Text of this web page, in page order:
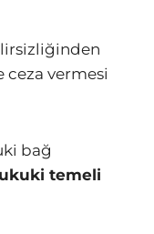
ceza vermesi
bağ
temeli